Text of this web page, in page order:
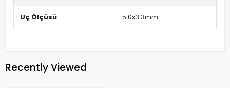
Uç Ölçüsü 5.0x3.3mm
Recently Viewed